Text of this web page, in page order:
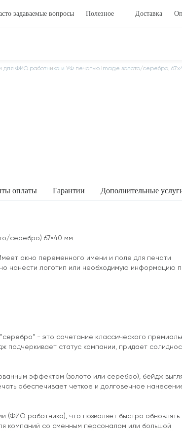
задаваемые вопросы Полезное Доставка
для ФИО работника и УФ печатью Image золото/серебро,
оплаты Гарантии Дополнительные
серебро) 67×40 мм
окно переменного имени и поле для печати
нанести логотип или необходимую информацию
- это сочетание классического
подчеркивает статус компании, придает
эффектом (золото или серебро), бейдж
обеспечивает четкое и долговечное
работника), что позволяет быстро обновлять
компаний со сменным персоналом или большой